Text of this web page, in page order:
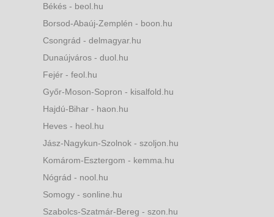
Békés - beol.hu
Borsod-Abaúj-Zemplén - boon.hu
Csongrád - delmagyar.hu
Dunaújváros - duol.hu
Fejér - feol.hu
Győr-Moson-Sopron - kisalfold.hu
Hajdú-Bihar - haon.hu
Heves - heol.hu
Jász-Nagykun-Szolnok - szoljon.hu
Komárom-Esztergom - kemma.hu
Nógrád - nool.hu
Somogy - sonline.hu
Szabolcs-Szatmár-Bereg - szon.hu